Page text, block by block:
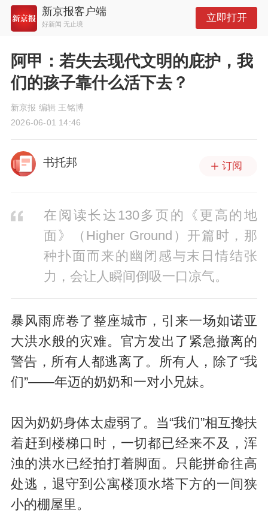
新京报客户端
好新闻 无止境
立即打开
阿甲：若失去现代文明的庇护，我
们的孩子靠什么活下去？
新京报 编辑 王铭博
2026-06-01 14:46
书托邦 订阅
在阅读长达130多页的《更高的地
面》（Higher Ground）开篇时，那
种扑面而来的幽闭感与末日情结张
力，会让人瞬间倒吸一口凉气。
暴风雨席卷了整座城市，引来一场如诺亚
大洪水般的灾难。官方发出了紧急撤离的
警告，所有人都逃离了。所有人，除了“我
们”——年迈的奶奶和一对小兄妹。
因为奶奶身体太虚弱了。当“我们”相互搀扶
着赶到楼梯口时，一切都已经来不及，浑
浊的洪水已经拍打着脚面。只能拼命往高
处逃，退守到公寓楼顶水塔下方的一间狭
小的棚屋里。